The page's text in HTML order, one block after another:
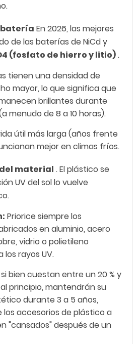
batería En 2026, las mejores
de las baterías de NiCd y
(fosfato de hierro y litio).
tienen una densidad de
mayor, lo que significa que
brillantes durante
menudo de 8 a 10 horas).
útil más larga (años frente
mejor en climas fríos.
material . El plástico se
UV del sol lo vuelve
Priorice siempre los
en aluminio, acero
vidrio o polietileno
los rayos UV.
si bien cuestan entre un 20 % y
principio, mantendrán su
durante 3 a 5 años,
los accesorios de plástico a
"cansados" después de un